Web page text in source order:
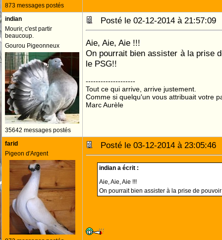
873 messages postés
indian
Mourir, c'est partir
beaucoup.
Gourou Pigeonneux
35642 messages postés
Posté le 02-12-2014 à
Aie, Aie, Aie !!!
On pourrait bien assister à la prise
le PSG!!
--------------------
Tout ce qui arrive, arrive justement.
Comme si quelqu'un vous attribuait votre
Marc Aurèle
farid
Pigeon d'Argent
Posté le 03-12-2014 à
indian a écrit :
Aie, Aie, Aie !!!
On pourrait bien assister à la prise de